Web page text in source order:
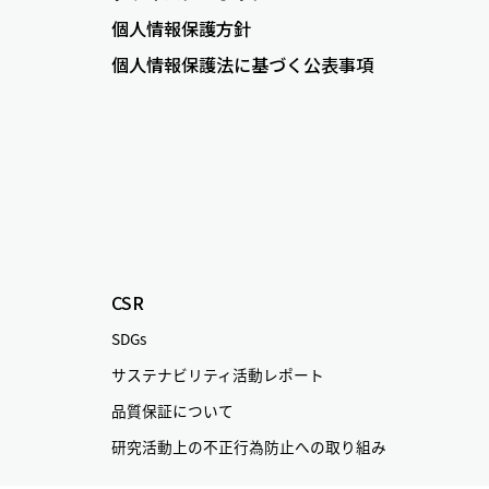
個人情報保護方針
個人情報保護法に基づく公表事項
CSR
SDGs
サステナビリティ活動レポート
品質保証について
研究活動上の不正行為防止への取り組み